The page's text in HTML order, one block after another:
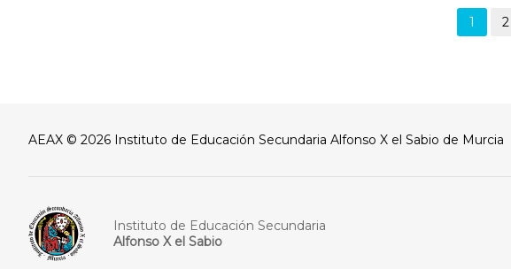
1 2
AEAX © 2026 Instituto de Educación Secundaria Alfonso X el Sabio de Murcia
Instituto de Educación Secundaria
Alfonso X el Sabio